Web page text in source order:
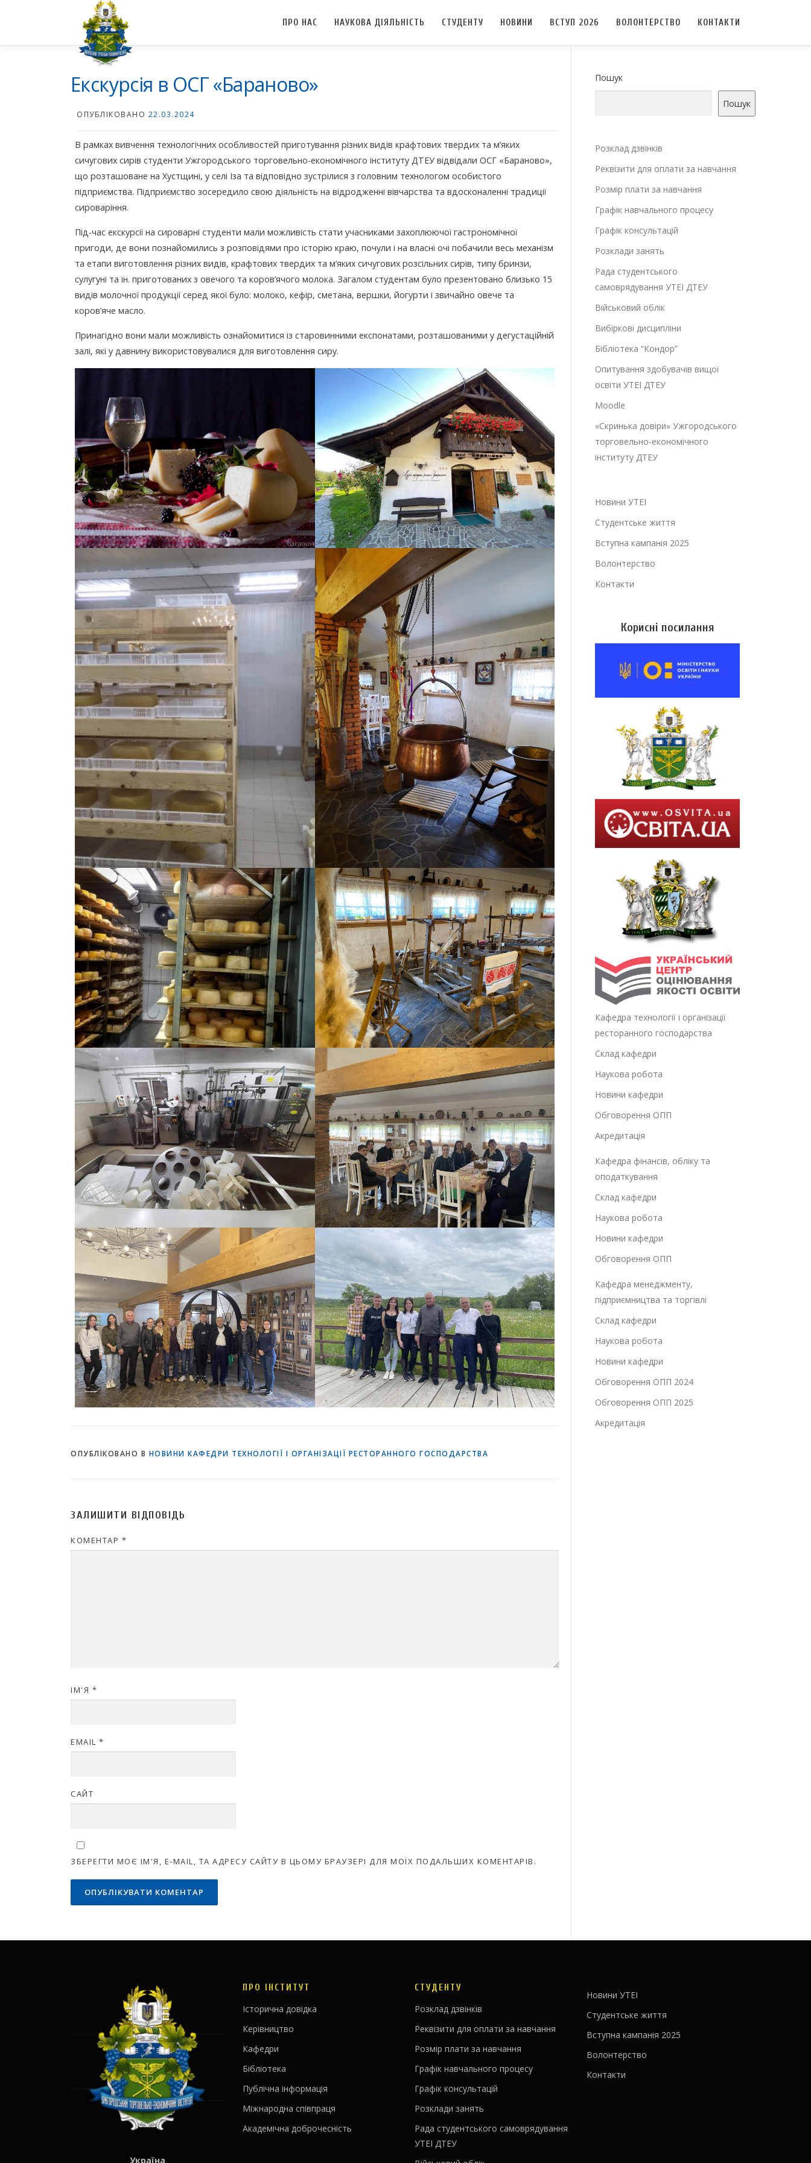
ПРО НАС НАУКОВА ДІЯЛЬНІСТЬ СТУДЕНТУ НОВИНИ ВСТУП 2026 ВОЛОНТЕРСТВО КОНТАКТИ
Екскурсія в ОСГ «Бараново»
ОПУБЛІКОВАНО 22.03.2024
В рамках вивчення технологічних особливостей приготування різних видів крафтових твердих та м’яких
сичугових сирів студенти Ужгородського торговельно-економічного інституту ДТЕУ відвідали ОСГ «Бараново»,
що розташоване на Хустщині, у селі Іза та відповідно зустрілися з головним технологом особистого
підприємства. Підприємство зосередило свою діяльність на відродженні вівчарства та вдосконаленні традиції
сироваріння.
Під-час екскурсії на сироварні студенти мали можливість стати учасниками захоплюючої гастрономічної
пригоди, де вони познайомились з розповідями про історію краю, почули і на власні очі побачили весь механізм
та етапи виготовлення різних видів, крафтових твердих та м’яких сичугових розсільних сирів, типу бринзи,
сулугуні та ін. приготованих з овечого та коров’ячого молока. Загалом студентам було презентовано близько 15
видів молочної продукції серед якої було: молоко, кефір, сметана, вершки, йогурти і звичайно овече та
коров’яче масло.
Принагідно вони мали можливість ознайомитися із старовинними експонатами, розташованими у дегустаційній
залі, які у давнину використовувалися для виготовлення сиру.
ОПУБЛІКОВАНО В НОВИНИ КАФЕДРИ ТЕХНОЛОГІЇ І ОРГАНІЗАЦІЇ РЕСТОРАННОГО ГОСПОДАРСТВА
ЗАЛИШИТИ ВІДПОВІДЬ
КОМЕНТАР *
ІМ'Я *
EMAIL *
САЙТ
ЗБЕРЕГТИ МОЄ ІМ'Я, E-MAIL, ТА АДРЕСУ САЙТУ В ЦЬОМУ БРАУЗЕРІ ДЛЯ МОЇХ ПОДАЛЬШИХ КОМЕНТАРІВ.
Пошук
Пошук
Розклад дзвінків
Реквізити для оплати за навчання
Розмір плати за навчання
Графік навчального процесу
Графік консультацій
Розклади занять
Рада студентського
самоврядування УТЕІ ДТЕУ
Військовий облік
Вибіркові дисципліни
Бібліотека “Кондор”
Опитування здобувачів вищої
освіти УТЕІ ДТЕУ
Moodle
«Скринька довіри» Ужгородського
торговельно-економічного
інституту ДТЕУ
Новини УТЕІ
Студентське життя
Вступна кампанія 2025
Волонтерство
Контакти
Корисні посилання
Кафедра технології і організації
ресторанного господарства
Склад кафедри
Наукова робота
Новини кафедри
Обговорення ОПП
Акредитація
Кафедра фінансів, обліку та
оподаткування
Склад кафедри
Наукова робота
Новини кафедри
Обговорення ОПП
Кафедра менеджменту,
підприємництва та торгівлі
Склад кафедри
Наукова робота
Новини кафедри
Обговорення ОПП 2024
Обговорення ОПП 2025
Акредитація
Україна
ПРО ІНСТИТУТ
Історична довідка
Керівництво
Кафедри
Бібліотека
Публічна інформація
Міжнародна співпраця
Академічна доброчесність
СТУДЕНТУ
Розклад дзвінків
Реквізити для оплати за навчання
Розмір плати за навчання
Графік навчального процесу
Графік консультацій
Розклади занять
Рада студентського самоврядування
УТЕІ ДТЕУ
Новини УТЕІ
Студентське життя
Вступна кампанія 2025
Волонтерство
Контакти